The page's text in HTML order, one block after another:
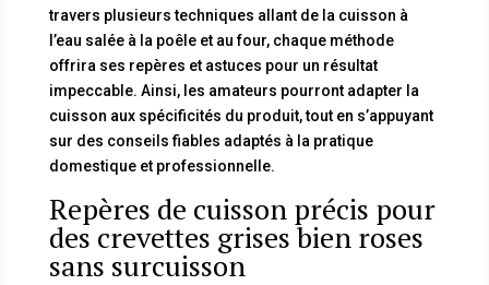
travers plusieurs techniques allant de la cuisson à
l’eau salée à la poêle et au four, chaque méthode
offrira ses repères et astuces pour un résultat
impeccable. Ainsi, les amateurs pourront adapter la
cuisson aux spécificités du produit, tout en s’appuyant
sur des conseils fiables adaptés à la pratique
domestique et professionnelle.
Repères de cuisson précis pour
des crevettes grises bien roses
sans surcuisson